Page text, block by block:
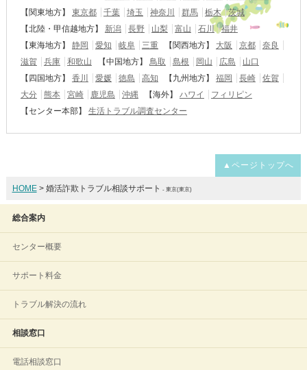
【関東地方】
東京都 千葉 埼玉 神奈川 群馬 栃木
茨城
【北陸・甲信越地方】
新潟 長野 山梨 富山 石川
福井
【東海地方】
静岡 愛知 岐阜 三重 【関西地方】 大阪 京都
奈良
滋賀
兵庫 和歌山 【中国地方】 鳥取 島根 岡山 広島
山口
【四国地方】
香川 愛媛 徳島 高知 【九州地方】 福岡 長崎
佐賀
大分
熊本 宮崎 鹿児島 沖縄 【海外】 ハワイ
フィリピン
【センター本部】
生活トラブル調査センター
▲ページトップへ
HOME> 婚活詐欺トラブル相談サポート - 東京(東京)
総合案内
センター概要
サポート料金
トラブル解決の流れ
相談窓口
電話相談窓口